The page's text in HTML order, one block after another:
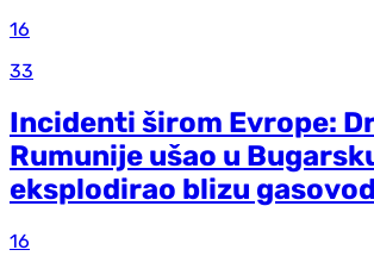
16
33
Incidenti širom Evrope:
Rumunije ušao u
eksplodirao blizu
16